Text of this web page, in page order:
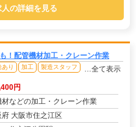
の詳細を見る
！配管機材加工・クレーン作業
り 加工 製造スタッフ …全て表示
円
材などの加工・クレーン作業
府 大阪市住之江区